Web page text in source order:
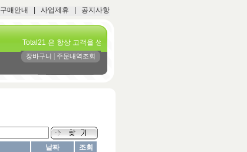
구매안내 사업제휴 공지사항
Total21 은 항상 고객을 생각합니다
장바구니 | 주문내역조회
날짜
조회